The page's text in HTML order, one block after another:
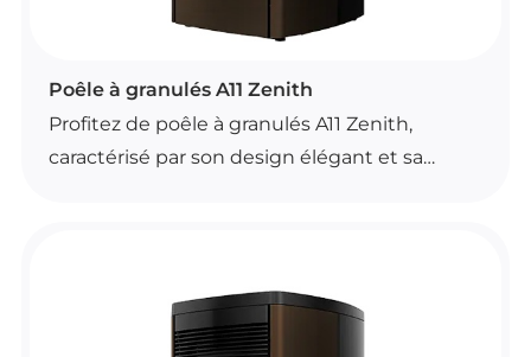
d’aménagement.
POÊLES À GRANULÉS
Poêle à granulés A11 Zenith
Profitez de poêle à granulés A11 Zenith,
caractérisé par son design élégant et sa